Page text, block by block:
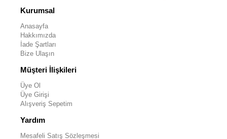
Kurumsal
Anasayfa
Hakkımızda
İade Şartları
Bize Ulaşın
Müşteri İlişkileri
Üye Ol
Üye Girişi
Alışveriş Sepetim
Yardım
Mesafeli Satış Sözleşmesi